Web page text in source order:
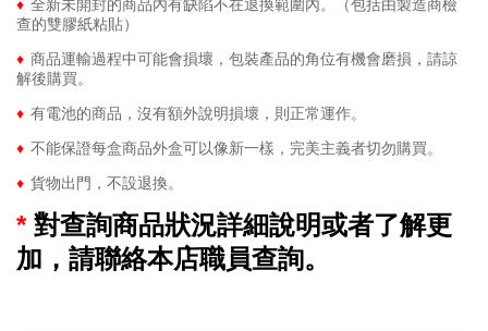
♦ 全新未開封的商品內有缺陷不在退換範圍內。（包括由製造商檢
查的雙膠紙粘貼）
♦ 商品運輸過程中可能會損壞，包裝產品的角位有機會磨損，請諒
解後購買。
♦ 有電池的商品，沒有額外說明損壞，則正常運作。
♦ 不能保證每盒商品外盒可以像新一樣，完美主義者切勿購買。
♦ 貨物出門，不設退換。
* 對查詢商品狀況詳細說明或者了解更
加，請聯絡本店職員查詢。